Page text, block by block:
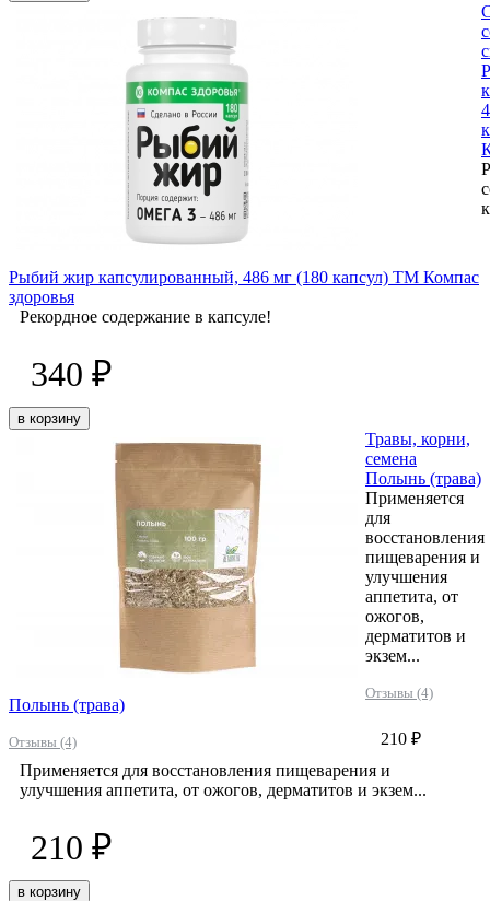
Рыбий жир капсулированный, 486 мг (180 капсул) ТМ Компас
здоровья
Рекордное содержание в капсуле!
340 ₽
в корзину
Полынь (трава)
Отзывы (4)
Травы, корни,
семена
Полынь (трава)
Применяется
для
восстановления
пищеварения и
улучшения
аппетита, от
ожогов,
дерматитов и
экзем...
Отзывы (4)
210 ₽
Применяется для восстановления пищеварения и
улучшения аппетита, от ожогов, дерматитов и экзем...
210 ₽
в корзину